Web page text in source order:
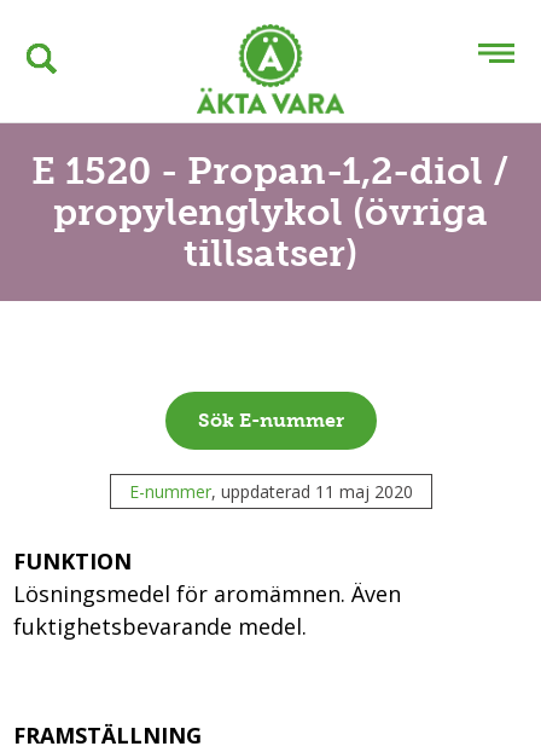
E 1520 - Propan-1,2-diol /
propylenglykol (övriga
tillsatser)
Sök E-nummer
E-nummer, uppdaterad 11 maj 2020
FUNKTION
Lösningsmedel för aromämnen. Även
fuktighetsbevarande medel.
FRAMSTÄLLNING